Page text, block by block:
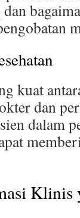
kuat
dan
dalam
Klinis